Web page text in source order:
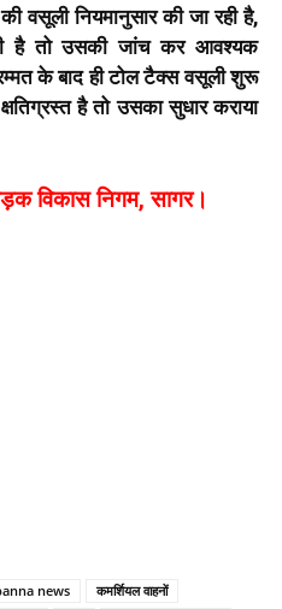
वसूली नियमानुसार की जा रही है,
है तो उसकी जांच कर आवश्यक
के बाद ही टोल टैक्स वसूली शुरू
है तो उसका सुधार कराया
विकास निगम, सागर।
news
कमर्शियल वाहनों